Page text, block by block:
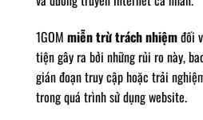
1GOM miễn trừ trách nhiệmđối
tiện gây ra bởi những rủi ro này,
gián đoạn truy cập hoặc trải
trong quá trình sử dụng website.